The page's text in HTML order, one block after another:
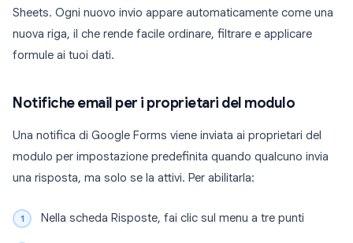
Sheets. Ogni nuovo invio appare automaticamente come una
nuova riga, il che rende facile ordinare, filtrare e applicare
formule ai tuoi dati.
Notifiche email per i proprietari del modulo
Una notifica di Google Forms viene inviata ai proprietari del
modulo per impostazione predefinita quando qualcuno invia
una risposta, ma solo se la attivi. Per abilitarla:
Nella scheda Risposte, fai clic sul menu a tre punti